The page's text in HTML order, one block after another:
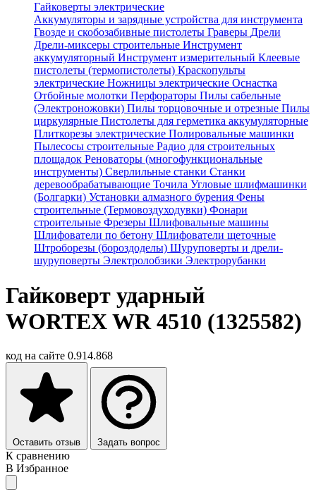
Гайковерты электрические
Аккумуляторы и зарядные устройства для инструмента
Гвозде и скобозабивные пистолеты Граверы Дрели
Дрели-миксеры строительные Инструмент
аккумуляторный Инструмент измерительный Клеевые
пистолеты (термопистолеты) Краскопульты
электрические Ножницы электрические Оснастка
Отбойные молотки Перфораторы Пилы сабельные
(Электроножовки) Пилы торцовочные и отрезные Пилы
циркулярные Пистолеты для герметика аккумуляторные
Плиткорезы электрические Полировальные машинки
Пылесосы строительные Радио для строительных
площадок Реноваторы (многофункциональные
инструменты) Сверлильные станки Станки
деревообрабатывающие Точила Угловые шлифмашинки
(Болгарки) Установки алмазного бурения Фены
строительные (Термовоздуходувки) Фонари
строительные Фрезеры Шлифовальные машины
Шлифователи по бетону Шлифователи щеточные
Штроборезы (бороздоделы) Шуруповерты и дрели-
шуруповерты Электролобзики Электрорубанки
Гайковерт ударный
WORTEX WR 4510 (1325582)
код на сайте 0.914.868
Оставить отзыв Задать вопрос
К сравнению
В Избранное